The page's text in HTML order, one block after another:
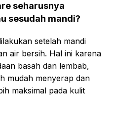
seharusnya
sesudah mandi?
setelah mandi
air bersih. Hal ini karena
basah dan lembab,
mudah menyerap dan
maksimal pada kulit